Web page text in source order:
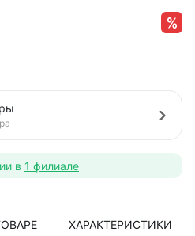
в 1 филиале
ХАРАКТЕРИСТИКИ